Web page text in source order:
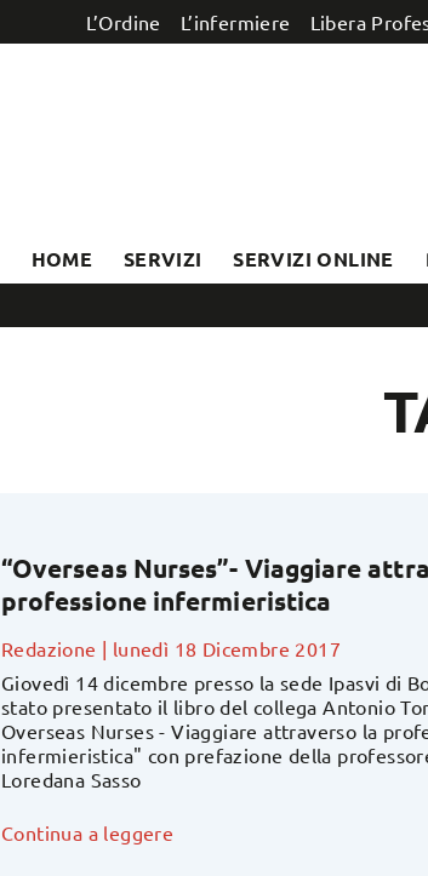
L’Ordine L’infermiere Libera
HOME SERVIZI SERVIZI ONLINE
“Overseas Nurses”- Viaggiare
professione infermieristica
Redazione | lunedì 18 Dicembre 2017
Giovedì 14 dicembre presso la sede Ipasvi di
stato presentato il libro del collega Antonio
Overseas Nurses - Viaggiare attraverso la
infermieristica" con prefazione della
Loredana Sasso
Continua a leggere